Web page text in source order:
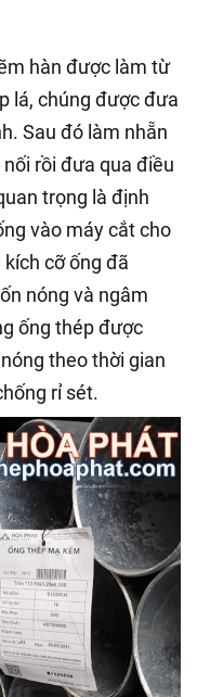
hàn được làm từ
lá, chúng được đưa
Sau đó làm nhẵn
rồi đưa qua điều
trọng là định
vào máy cắt cho
cỡ ống đã
nóng và ngâm
ống thép được
theo thời gian
rỉ sét.